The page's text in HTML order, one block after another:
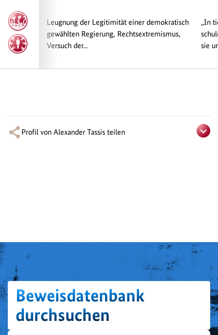
Leugnung der Legitimität einer demokratisch
gewählten Regierung, Rechtsextremismus,
Versuch der...
„In
sie
Profil von Alexander Tassis teilen
Beweisdatenbank
durchsuchen